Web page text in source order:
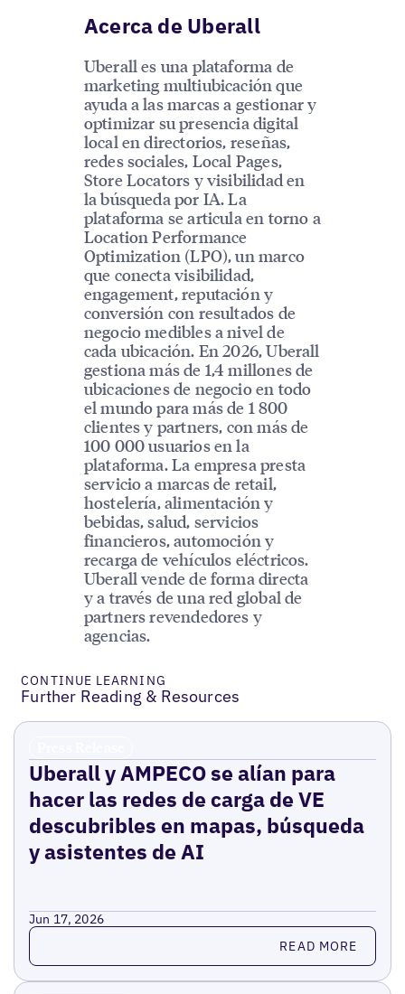
Acerca de Uberall
Uberall es una plataforma de
marketing multiubicación que
ayuda a las marcas a gestionar y
optimizar su presencia digital
local en directorios, reseñas,
redes sociales, Local Pages,
Store Locators y visibilidad en
la búsqueda por IA. La
plataforma se articula en torno a
Location Performance
Optimization (LPO), un marco
que conecta visibilidad,
engagement, reputación y
conversión con resultados de
negocio medibles a nivel de
cada ubicación. En 2026, Uberall
gestiona más de 1,4 millones de
ubicaciones de negocio en todo
el mundo para más de 1 800
clientes y partners, con más de
100 000 usuarios en la
plataforma. La empresa presta
servicio a marcas de retail,
hostelería, alimentación y
bebidas, salud, servicios
financieros, automoción y
recarga de vehículos eléctricos.
Uberall vende de forma directa
y a través de una red global de
partners revendedores y
agencias.
CONTINUE LEARNING
Further Reading & Resources
Uberall y AMPECO se alían para
hacer las redes de carga de VE
descubribles en mapas, búsqueda
y asistentes de AI
Jun 17, 2026
Read more READ MORE